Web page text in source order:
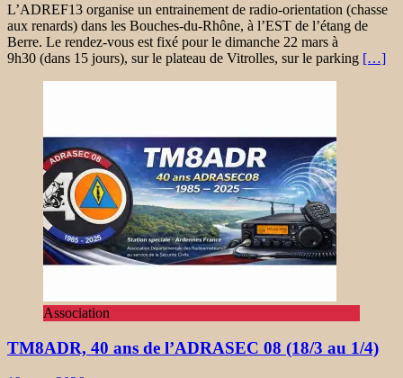
L’ADREF13 organise un entrainement de radio-orientation (chasse
aux renards) dans les Bouches-du-Rhône, à l’EST de l’étang de
Berre. Le rendez-vous est fixé pour le dimanche 22 mars à
9h30 (dans 15 jours), sur le plateau de Vitrolles, sur le parking […]
Association
TM8ADR, 40 ans de l’ADRASEC 08 (18/3 au 1/4)